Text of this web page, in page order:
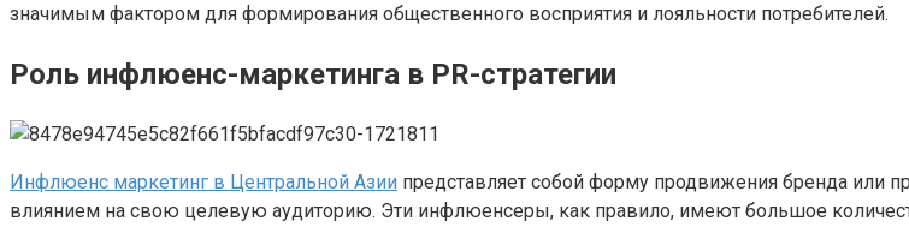
значимым фактором для формирования общественного восприятия и лояльности потребителей.
Роль инфлюенс-маркетинга в PR-стратегии
Инфлюенс маркетинг в Центральной Азии представляет собой форму продвижения бренда или
влиянием на свою целевую аудиторию. Эти инфлюенсеры, как правило, имеют большое